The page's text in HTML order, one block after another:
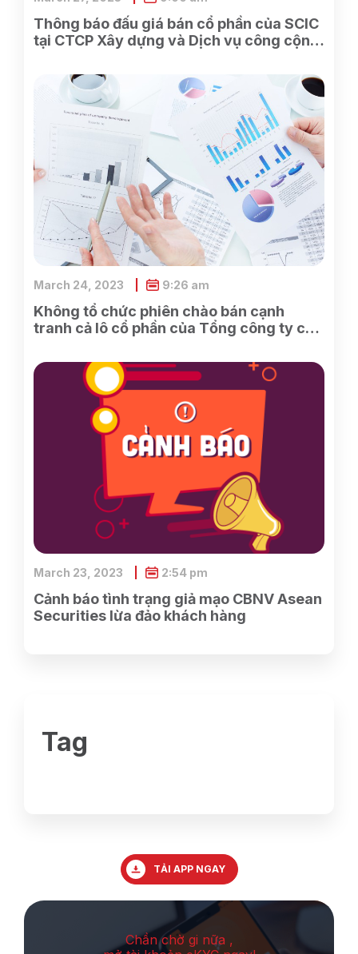
Thông báo đấu giá bán cổ phần của SCIC
tại CTCP Xây dựng và Dịch vụ công cộng
Không tổ chức phiên chào bán cạnh
tranh cả lô cổ phần của Tổng công ty cổ
SCIC sở hữu
March 24, 2023 9:26 am
Cảnh báo tình trạng giả mạo CBNV Asean
Securities lừa đảo khách hàng
March 23, 2023 2:54 pm
Tag
TẢI APP NGAY
Chần chờ gi nữa ,